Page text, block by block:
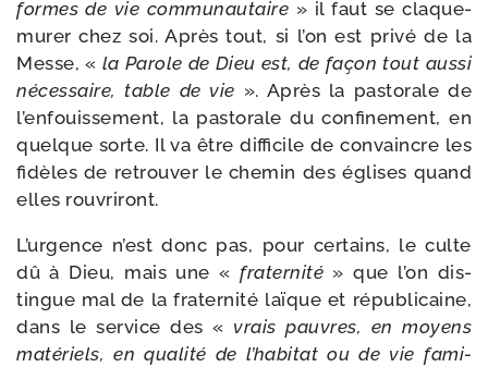
formes de vie com­mu­nau­taire » il faut se cla­que­
mu­rer chez soi. Après tout, si l’on est pri­vé de la
Messe, « la Parole de Dieu est, de façon tout aus­si
néces­saire, table de vie ». Après la pas­to­rale de
l’enfouissement, la pas­to­rale du confi­ne­ment, en
quelque sorte. Il va être dif­fi­cile de convaincre les
fidèles de retrou­ver le che­min des églises quand
elles rouvriront.
L’urgence n’est donc pas, pour cer­tains, le culte
dû à Dieu, mais une «fra­ter­ni­té » que l’on dis­
tingue mal de la fra­ter­ni­té laïque et répu­bli­caine,
dans le ser­vice des « vrais pauvres, en moyens
maté­riels, en qua­li­té de l’habitat ou de vie fami­